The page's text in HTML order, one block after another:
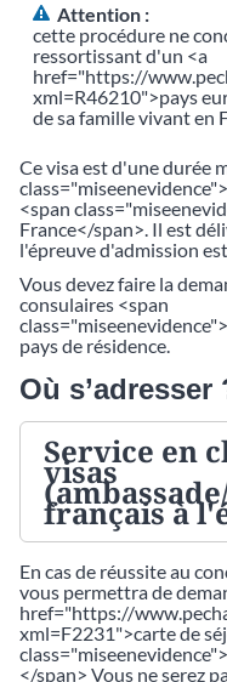
Attention :
cette procédure ne
ressortissant d'un <a
href="https://
xml=R46210">pays
de sa famille vivant en
Ce visa est d'une durée
<span
France</span>. Il est
l'épreuve d'admission
Vous devez faire la
consulaires <span
pays de résidence.
Où s’adresser
Service en
visas
français à
En cas de réussite au
vous permettra de
href="https://
xml=F2231">carte de
</span> Vous ne serez